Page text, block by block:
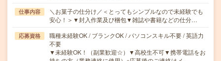
仕事内容
＼お菓子の仕分け／＜とってもシンプルなので未経験でも
安心！＞▼封入作業及び梱包▼雑誌や書籍などの仕分…
応募資格
職種未経験OK / ブランクOK / パソコンスキル不要 / 英語力
不要
▼未経験OK！（副業歓迎☆）▼高校生不可▼携帯電話をお